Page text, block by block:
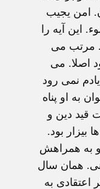
امن یجیب
این آیه را
مرتب می
اصلا. می
نمی رود
به او پناه
قید دین و
بیزار بود.
به همراهش
همان سال
اعتقادی به